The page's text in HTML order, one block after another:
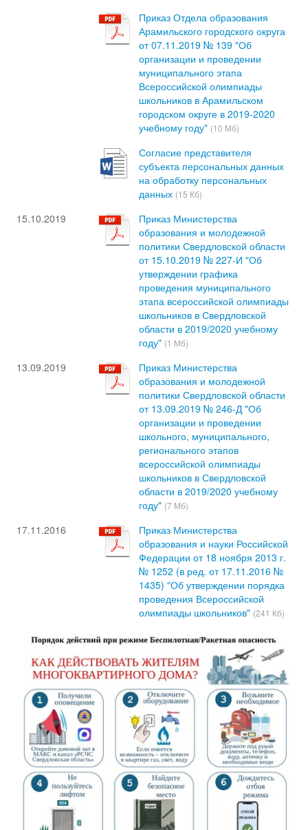
Приказ Отдела образования
Арамильского городского округа
от 07.11.2019 № 139 "Об
организации и проведении
муниципального этапа
Всероссийской олимпиады
школьников в Арамильском
городском округе в 2019-2020
учебному году" (10 Мб)
Согласие представителя
субъекта персональных данных
на обработку персональных
данных (15 Кб)
15.10.2019
Приказ Министерства
образования и молодежной
политики Свердловской области
от 15.10.2019 № 227-И "Об
утверждении графика
проведения муниципального
этапа всероссийской олимпиады
школьников в Свердловской
области в 2019/2020 учебному
году" (1 Мб)
13.09.2019
Приказ Министерства
образования и молодежной
политики Свердловской области
от 13.09.2019 № 246-Д "Об
организации и проведении
школьного, муниципального,
регионального этапов
всероссийской олимпиады
школьников в Свердловской
области в 2019/2020 учебному
году" (7 Мб)
17.11.2016
Приказ Министерства
образования и науки Российской
Федерации от 18 ноября 2013 г.
№ 1252 (в ред. от 17.11.2016 №
1435) "Об утверждении порядка
проведения Всероссийской
олимпиады школьников" (241 Кб)